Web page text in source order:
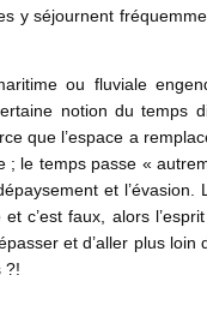
y séjournent
ou fluviale
notion du temps
que l’espace a
le temps passe «
et
c’est faux, alors
et d’aller plus loin
?!